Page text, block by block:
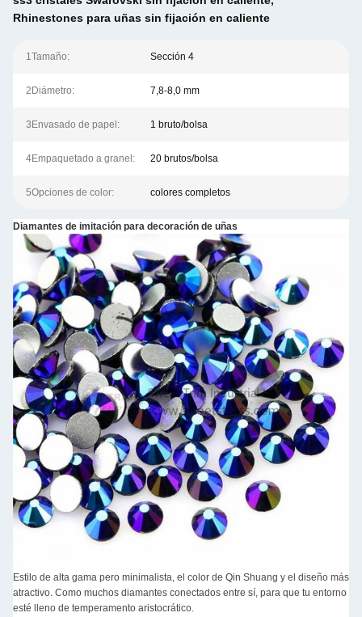
Rhinestones para uñas sin fijación en caliente
1Tamaño: Sección 4
2Diámetro: 7,8-8,0 mm
3Envasado de papel: 1 bruto/bolsa
4Empaquetado a granel: 20 brutos/bolsa
5Opciones de color: colores completos
Diamantes de imitación para decoración de uñas
Estilo de alta gama pero minimalista, el color de Qin Shuang y el diseño más
atractivo. Como muchos diamantes conectados entre sí, para que tu entorno
esté lleno de temperamento aristocrático.